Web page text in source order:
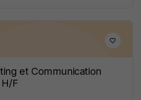
et Communication
F